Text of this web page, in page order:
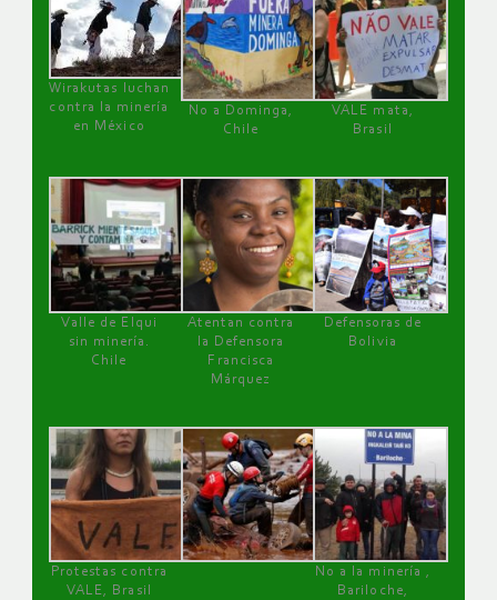
Wirakutas luchan
contra la minería
en México
No a Dominga,
Chile
VALE mata,
Brasil
Valle de Elqui
sin minería.
Chile
Atentan contra
la Defensora
Francisca
Márquez
Defensoras de
Bolivia
Protestas contra
VALE, Brasil
No a la minería ,
Bariloche,